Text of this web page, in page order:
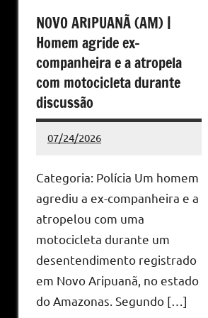
NOVO ARIPUANÃ (AM) |
Homem agride ex-
companheira e a atropela
com motocicleta durante
discussão
07/24/2026
Redação
Nenhum
Categoria: Polícia Um homem
agrediu a ex-companheira e a
atropelou com uma
motocicleta durante um
desentendimento registrado
em Novo Aripuanã, no estado
do Amazonas. Segundo […]